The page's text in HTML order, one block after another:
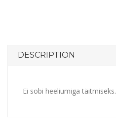
DESCRIPTION
Ei sobi heeliumiga täitmiseks.